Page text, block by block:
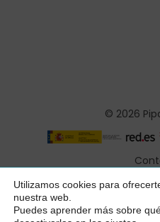
Subtotal:
© 2026
Política
Utilizamos cookies para
nuestra web.
Puedes aprender más sobre